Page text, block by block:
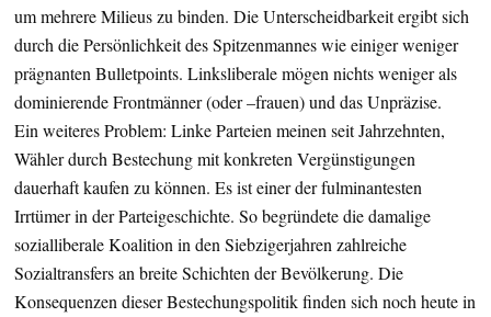
um mehrere Milieus zu binden. Die Unterscheidbarkeit ergibt sich
durch die Persönlichkeit des Spitzenmannes wie einiger weniger
prägnanten Bulletpoints. Linksliberale mögen nichts weniger als
dominierende Frontmänner (oder –frauen) und das Unpräzise.
Ein weiteres Problem: Linke Parteien meinen seit Jahrzehnten,
Wähler durch Bestechung mit konkreten Vergünstigungen
dauerhaft kaufen zu können. Es ist einer der fulminantesten
Irrtümer in der Parteigeschichte. So begründete die damalige
sozialliberale Koalition in den Siebzigerjahren zahlreiche
Sozialtransfers an breite Schichten der Bevölkerung. Die
Konsequenzen dieser Bestechungspolitik finden sich noch heute in